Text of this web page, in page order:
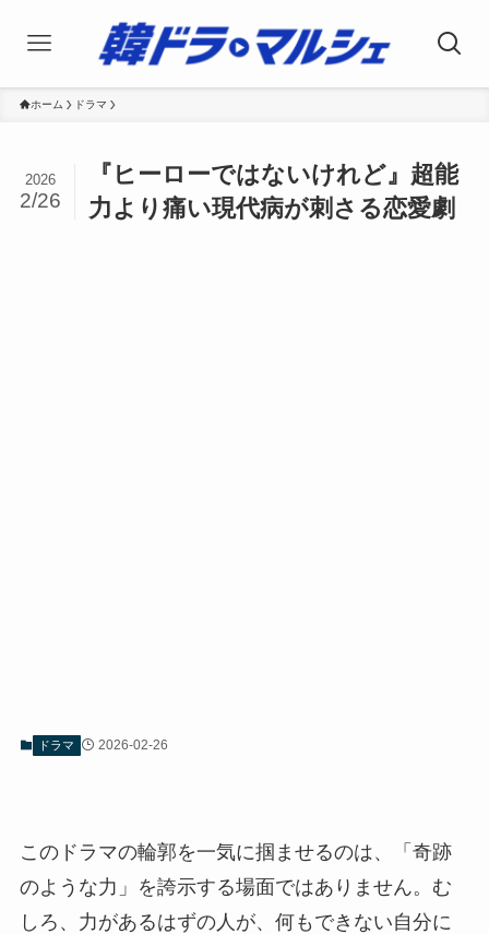
ホーム ドラマ
『ヒーローではないけれど』超能
力より痛い現代病が刺さる恋愛劇
2026
2/26
ドラマ 2026-02-26
このドラマの輪郭を一気に掴ませるのは、「奇跡
のような力」を誇示する場面ではありません。む
しろ、力があるはずの人が、何もできない自分に